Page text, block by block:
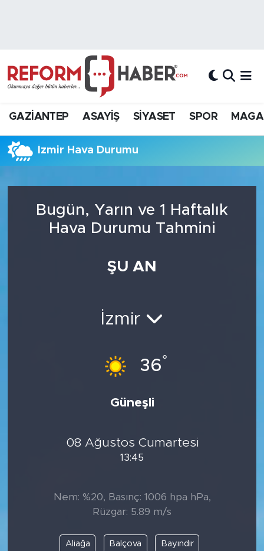
GAZİANTEP ASAYİŞ SİYASET SPOR
İzmir Hava Durumu
Bugün, Yarın ve 1 Haftalık
Hava Durumu Tahmini
ŞU AN
İzmir
36°
Güneşli
08 Ağustos Cumartesi
13:45
Nem: %20, Basınç: 1006 hpa hPa,
Rüzgar: 5.89 m/s
Aliağa Balçova Bayındır
Hava Durumu
Süper Lig Puan Durumu ve Fikstür
Tüm Manşetler
Haber Arşivi